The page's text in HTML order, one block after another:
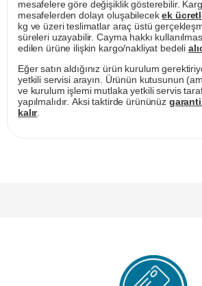
mesafelere göre değişiklik gösterebilir.
mesafelerden dolayı oluşabilecekek
kg ve üzeri teslimatlar araç üstü
süreleri uzayabilir. Cayma hakkı
edilen ürüne ilişkin kargo/nakliyat bedeli
Eğer satın aldığınız ürün kurulum
yetkili servisi arayın. Ürünün kutusunun
ve kurulum işlemi mutlaka yetkili servis
yapılmalıdır. Aksi taktirde ürününüz garanti
kalır.